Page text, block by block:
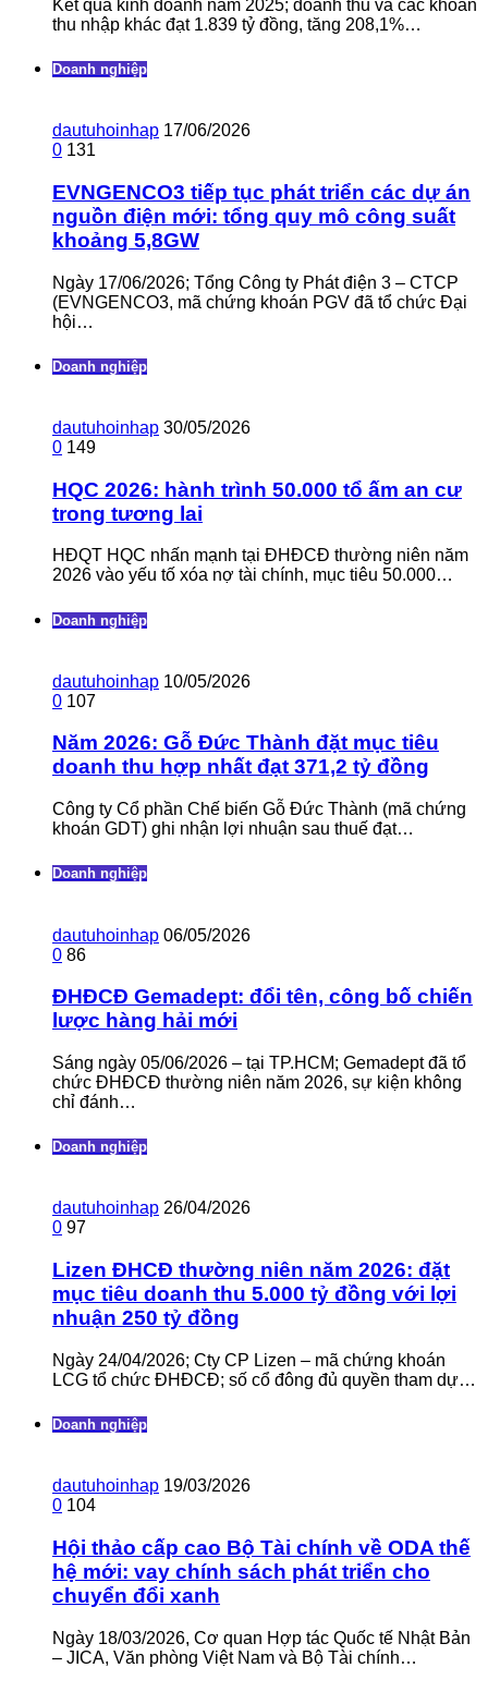
Kết quả kinh doanh năm 2025; doanh thu và các khoản
thu nhập khác đạt 1.839 tỷ đồng, tăng 208,1%…
Doanh nghiệp
dautuhoinhap 17/06/2026
0 131
EVNGENCO3 tiếp tục phát triển các dự án
nguồn điện mới: tổng quy mô công suất
khoảng 5,8GW
Ngày 17/06/2026; Tổng Công ty Phát điện 3 – CTCP
(EVNGENCO3, mã chứng khoán PGV đã tổ chức Đại
hội…
Doanh nghiệp
dautuhoinhap 30/05/2026
0 149
HQC 2026: hành trình 50.000 tổ ấm an cư
trong tương lai
HĐQT HQC nhấn mạnh tại ĐHĐCĐ thường niên năm
2026 vào yếu tố xóa nợ tài chính, mục tiêu 50.000…
Doanh nghiệp
dautuhoinhap 10/05/2026
0 107
Năm 2026: Gỗ Đức Thành đặt mục tiêu
doanh thu hợp nhất đạt 371,2 tỷ đồng
Công ty Cổ phần Chế biến Gỗ Đức Thành (mã chứng
khoán GDT) ghi nhận lợi nhuận sau thuế đạt…
Doanh nghiệp
dautuhoinhap 06/05/2026
0 86
ĐHĐCĐ Gemadept: đổi tên, công bố chiến
lược hàng hải mới
Sáng ngày 05/06/2026 – tại TP.HCM; Gemadept đã tổ
chức ĐHĐCĐ thường niên năm 2026, sự kiện không
chỉ đánh…
Doanh nghiệp
dautuhoinhap 26/04/2026
0 97
Lizen ĐHCĐ thường niên năm 2026: đặt
mục tiêu doanh thu 5.000 tỷ đồng với lợi
nhuận 250 tỷ đồng
Ngày 24/04/2026; Cty CP Lizen – mã chứng khoán
LCG tổ chức ĐHĐCĐ; số cổ đông đủ quyền tham dự…
Doanh nghiệp
dautuhoinhap 19/03/2026
0 104
Hội thảo cấp cao Bộ Tài chính về ODA thế
hệ mới: vay chính sách phát triển cho
chuyển đổi xanh
Ngày 18/03/2026, Cơ quan Hợp tác Quốc tế Nhật Bản
– JICA, Văn phòng Việt Nam và Bộ Tài chính…